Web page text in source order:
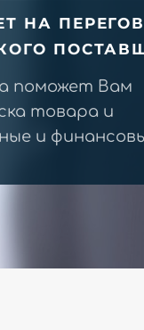
НА
поможет Вам
товара и
и